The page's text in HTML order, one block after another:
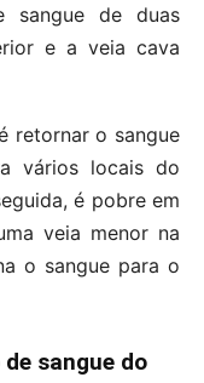
sangue de duas
e a veia cava
retornar o sangue
vários locais do
é pobre em
veia menor na
o sangue para o
sangue do